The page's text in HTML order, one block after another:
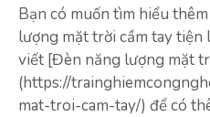
Bạn có muốn tìm hiểu
lượng mặt trời cầm tay tiện
viết [Đèn năng lượng mặt
(https://
mat-troi-cam-tay/) để có